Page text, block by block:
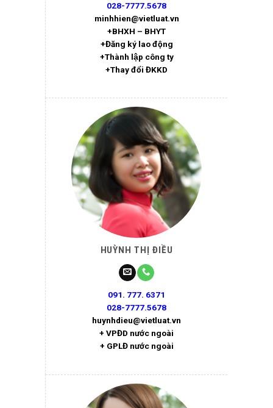
028-7777.5678
minhhien@vietluat.vn
+BHXH – BHYT
+Đăng ký lao động
+Thành lập công ty
+Thay đổi ĐKKD
HUỲNH THỊ ĐIỀU
091. 777. 6371
028-7777.5678
huynhdieu@vietluat.vn
+ VPĐD nước ngoài
+ GPLĐ nước ngoài